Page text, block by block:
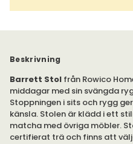
Beskrivning
Barrett Stol från Rowico
middagar med sin svängda
Stoppningen i sits och rygg
känsla. Stolen är klädd i ett
matcha med övriga möbler.
certifierat trä och finns att